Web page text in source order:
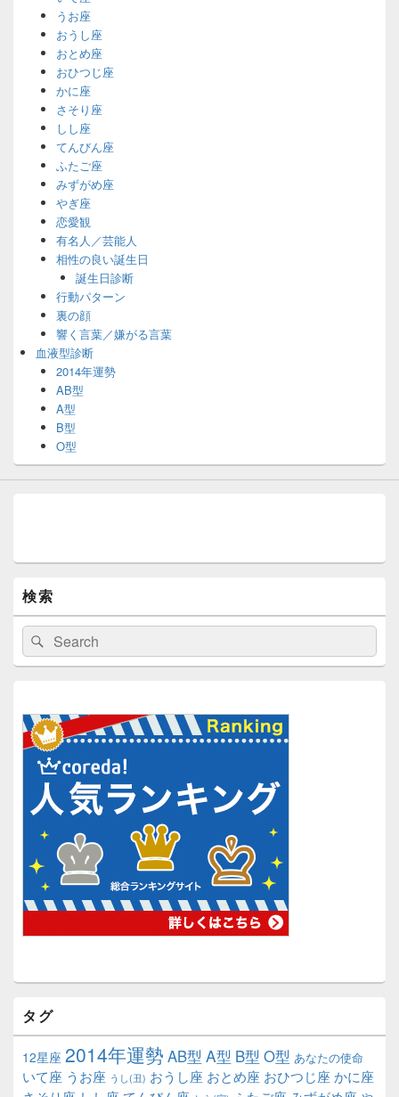
うお座
おうし座
おとめ座
おひつじ座
かに座
さそり座
しし座
てんびん座
ふたご座
みずがめ座
やぎ座
恋愛観
有名人／芸能人
相性の良い誕生日
誕生日診断
行動パターン
裏の顔
響く言葉／嫌がる言葉
血液型診断
2014年運勢
AB型
A型
B型
O型
検索
検
索:
検
索
タグ
12星座 2014年運勢 AB型 A型 B型 O型 あなたの使命
いて座 うお座 うし(丑) おうし座 おとめ座 おひつじ座 かに座